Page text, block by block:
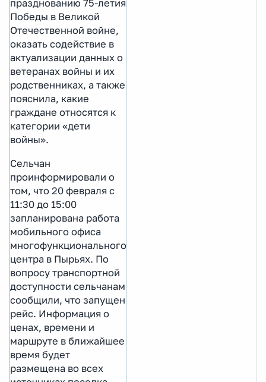
празднованию 75-летия
Победы в Великой
Отечественной войне,
оказать содействие в
актуализации данных о
ветеранах войны и их
родственниках, а также
пояснила, какие
граждане относятся к
категории «дети
войны».
Сельчан
проинформировали о
том, что 20 февраля с
11:30 до 15:00
запланирована работа
мобильного офиса
многофункционального
центра в Пырьях. По
вопросу транспортной
доступности сельчанам
сообщили, что запущен
рейс. Информация о
ценах, времени и
маршруте в ближайшее
время будет
размещена во всех